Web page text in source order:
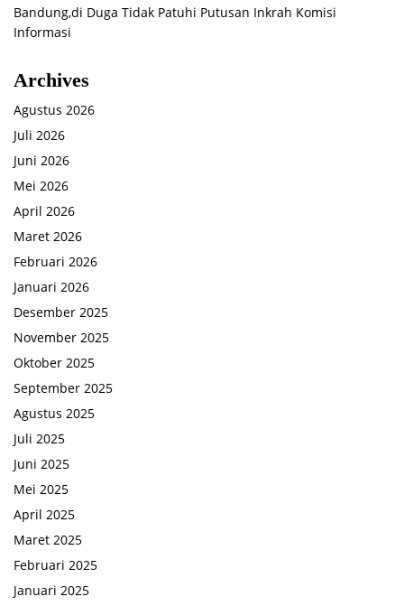
Bandung,di Duga Tidak Patuhi Putusan Inkrah Komisi
Informasi
Archives
Agustus 2026
Juli 2026
Juni 2026
Mei 2026
April 2026
Maret 2026
Februari 2026
Januari 2026
Desember 2025
November 2025
Oktober 2025
September 2025
Agustus 2025
Juli 2025
Juni 2025
Mei 2025
April 2025
Maret 2025
Februari 2025
Januari 2025